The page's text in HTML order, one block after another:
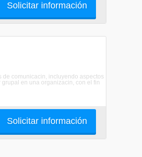
Solicitar información
comunicacin, incluyendo aspectos
en una organizacin, con el fin
Solicitar información